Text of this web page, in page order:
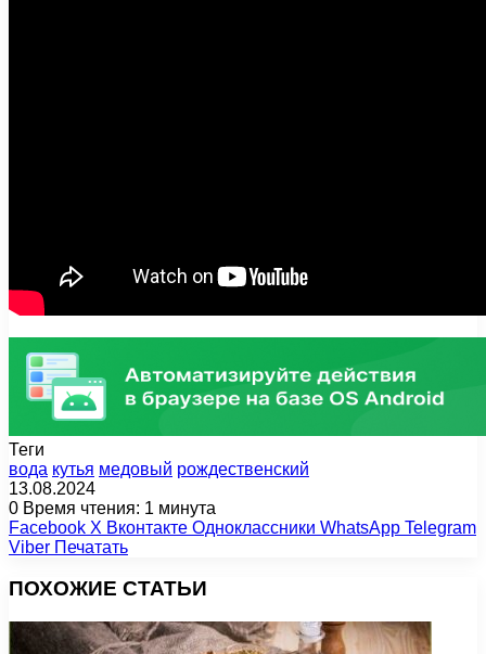
Теги
вода кутья медовый рождественский
13.08.2024
0 Время чтения: 1 минута
Facebook X Вконтакте Одноклассники WhatsApp Telegram
Viber Печатать
ПОХОЖИЕ СТАТЬИ